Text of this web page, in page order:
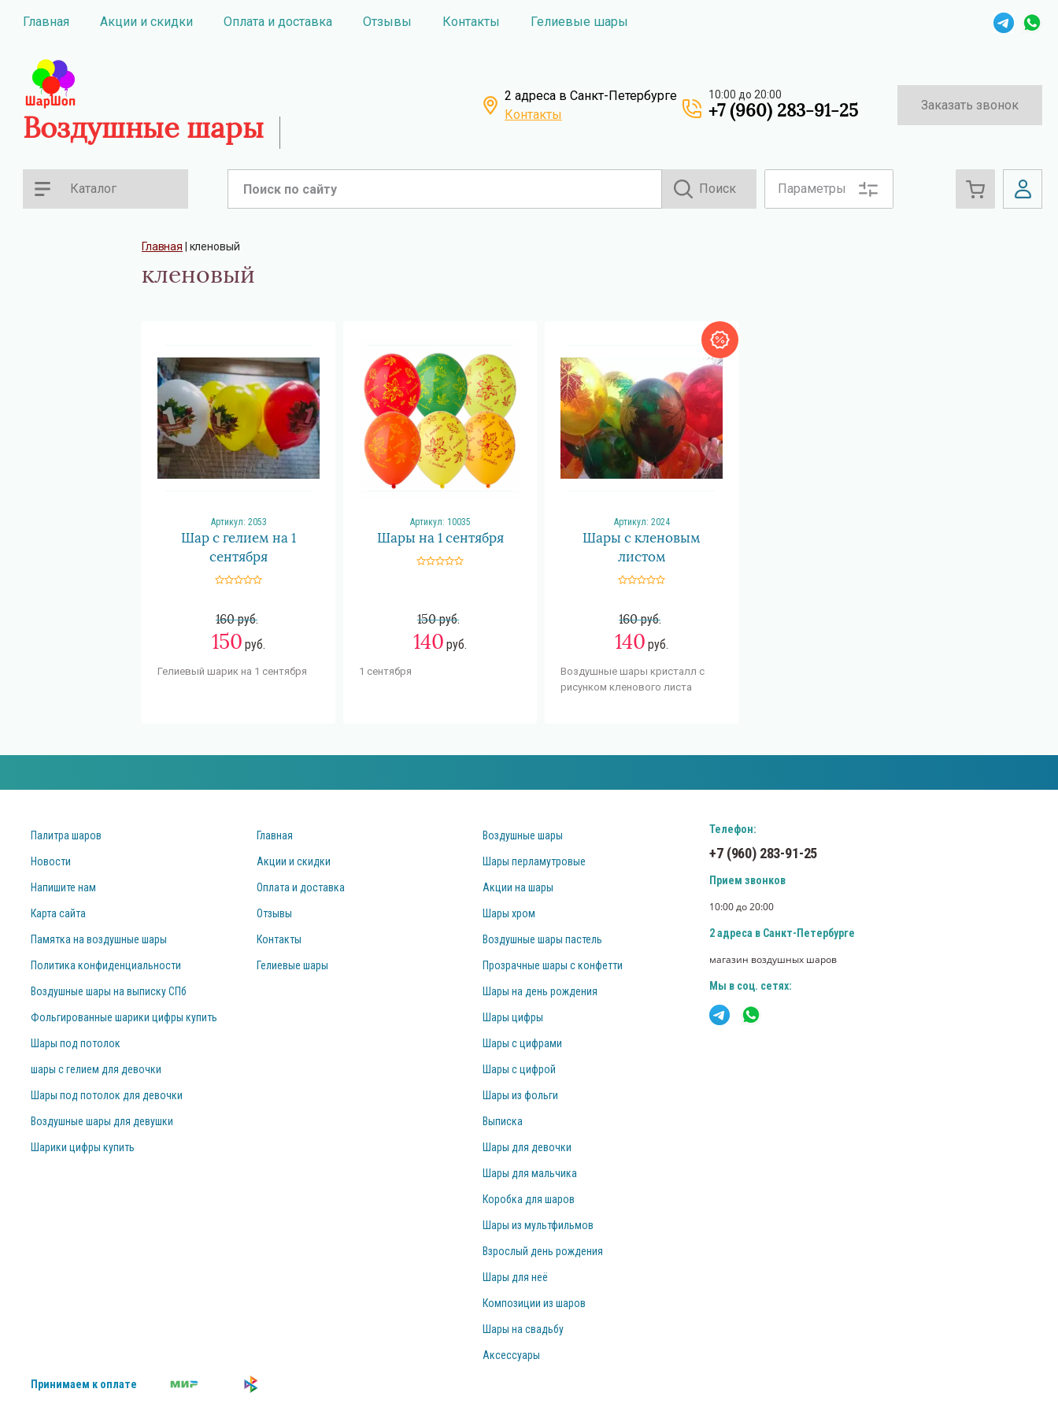
Главная Акции и скидки Оплата и доставка Отзывы Контакты Гелиевые шары
Воздушные шары
2 адреса в Санкт-Петербурге
Контакты
Заказать звонок
10:00 до 20:00
+7 (960) 283-91-25
Каталог Поиск Параметры
Главная кленовый
кленовый
Артикул: 2053
Шар с гелием на 1
сентября
160руб.
150 руб.
Гелиевый шарик на 1 сентября
Артикул: 10035
Шары на 1 сентября
150руб.
140 руб.
1 сентября
Артикул: 2024
Шары с кленовым
листом
160руб.
140 руб.
Воздушные шары кристалл с
рисунком кленового листа
Палитра шаров
Новости
Напишите нам
Карта сайта
Памятка на воздушные шары
Политика конфиденциальности
Воздушные шары на выписку СПб
Фольгированные шарики цифры купить
Шары под потолок
шары с гелием для девочки
Шары под потолок для девочки
Воздушные шары для девушки
Шарики цифры купить
Главная
Акции и скидки
Оплата и доставка
Отзывы
Контакты
Гелиевые шары
Воздушные шары
Шары перламутровые
Акции на шары
Шары хром
Воздушные шары пастель
Прозрачные шары с конфетти
Шары на день рождения
Шары цифры
Шары с цифрами
Шары с цифрой
Шары из фольги
Выписка
Шары для девочки
Шары для мальчика
Коробка для шаров
Шары из мультфильмов
Взрослый день рождения
Шары для неё
Композиции из шаров
Шары на свадьбу
Аксессуары
Принимаем к оплате
Телефон:
+7 (960) 283-91-25
Прием звонков
10:00 до 20:00
2 адреса в Санкт-Петербурге
магазин воздушных шаров
Мы в соц. сетях: